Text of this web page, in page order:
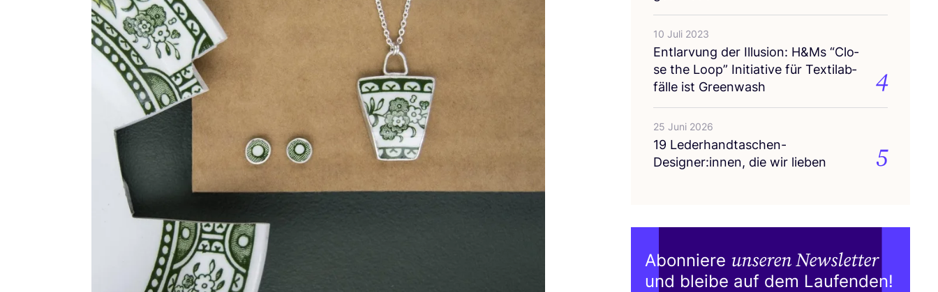
10 Juli 2023
Ent­lar­vung der Illu­si­on: H&Ms “Clo­
se the Loop” Initia­ti­ve für Tex­til­ab­
fäl­le ist Greenwash
4
25 Juni 2026
19 Lederhandtaschen-
Designer:innen, die wir lieben
5
Abonniere unseren Newsletter
und bleibe auf dem Laufenden!